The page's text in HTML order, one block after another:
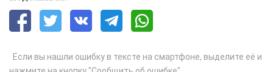
Если вы нашли ошибку в тексте на смартфоне, выделите её и